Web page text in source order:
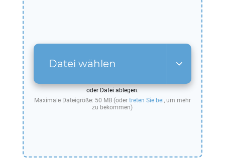
Datei wählen
oder Datei ablegen.
Maximale Dateigröße: 50 MB (oder treten Sie bei, um mehr
zu bekommen)